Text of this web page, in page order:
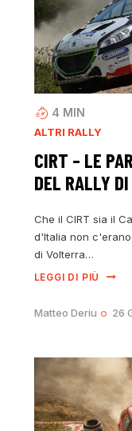
4 MIN
ALTRI RALLY
CIRT – LE
DEL RALLY
Che il CIRT sia il
d'Italia non
di Volterra…
LEGGI DI PIÙ
Matteo Deriu 26